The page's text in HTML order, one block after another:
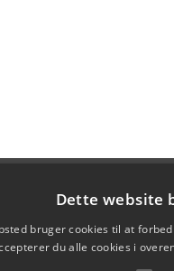
Dette website
bruger cookies til at
du alle cookies i